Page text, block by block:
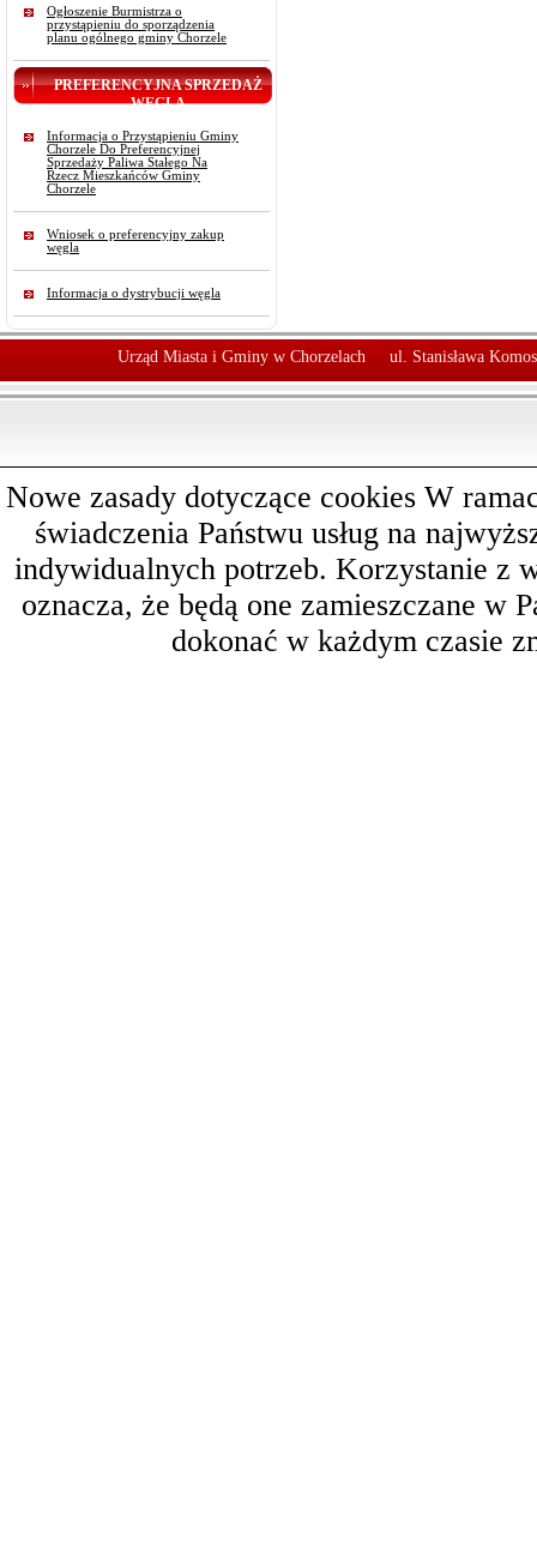
Ogłoszenie Burmistrza o
przystąpieniu do sporządzenia
planu ogólnego gminy Chorzele
PREFERENCYJNA SPRZEDAŻ
WĘGLA
Informacja o Przystąpieniu Gminy
Chorzele Do Preferencyjnej
Sprzedaży Paliwa Stałego Na
Rzecz Mieszkańców Gminy
Chorzele
Wniosek o preferencyjny zakup
węgla
Informacja o dystrybucji węgla
Urząd Miasta i Gminy w Chorzelach ul. Stanisława
Nowe zasady dotyczące cookies W
świadczenia Państwu usług na
indywidualnych potrzeb. Korzystanie z
oznacza, że będą one zamieszczane w
dokonać w każdym czasie